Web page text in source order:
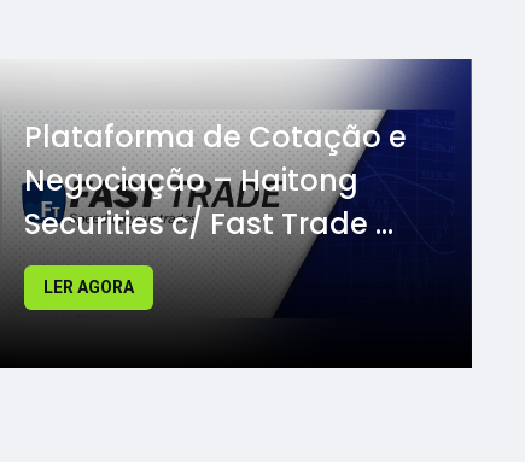
Plataforma de Cotação e
Negociação – Haitong
Securities c/ Fast Trade ...
LER AGORA